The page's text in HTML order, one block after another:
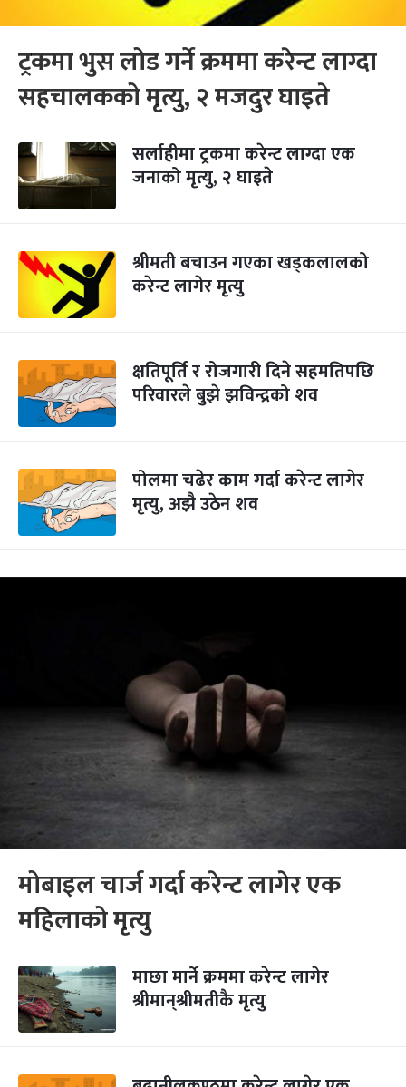
ट्रकमा भुस लोड गर्ने क्रममा करेन्ट लाग्दा
सहचालकको मृत्यु, २ मजदुर घाइते
सर्लाहीमा ट्रकमा करेन्ट लाग्दा एक
जनाको मृत्यु, २ घाइते
श्रीमती बचाउन गएका खड्कलालको
करेन्ट लागेर मृत्यु
क्षतिपूर्ति र रोजगारी दिने सहमतिपछि
परिवारले बुझे झविन्द्रको शव
पोलमा चढेर काम गर्दा करेन्ट लागेर
मृत्यु, अझै उठेन शव
मोबाइल चार्ज गर्दा करेन्ट लागेर एक
महिलाको मृत्यु
माछा मार्ने क्रममा करेन्ट लागेर
श्रीमान्‌श्रीमतीकै मृत्यु